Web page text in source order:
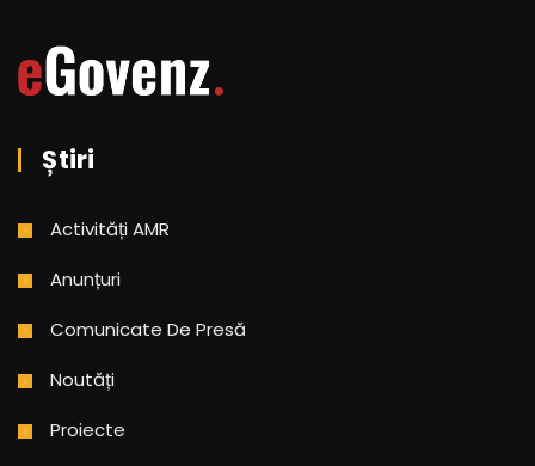
Știri
Activități AMR
Anunțuri
Comunicate De Presă
Noutăți
Proiecte